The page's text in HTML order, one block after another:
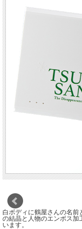
白ボディに鶴屋さんの名
の結晶と人物のエンボス加
います。